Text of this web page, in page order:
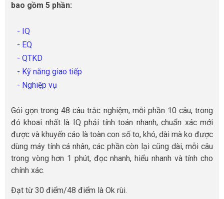
bao gồm 5 phần:
- IQ
- EQ
- QTKD
- Kỹ năng giao tiếp
- Nghiệp vụ
Gói gọn trong 48 câu trắc nghiệm, mỗi phần 10 câu, trong
đó khoai nhất là IQ phải tính toán nhanh, chuẩn xác mới
được và khuyến cáo là toàn con số to, khó, dài mà ko được
dùng máy tính cá nhân, các phần còn lại cũng dài, mỗi câu
trong vòng hơn 1 phút, đọc nhanh, hiểu nhanh và tính cho
chính xác.
Đạt từ 30 điểm/48 điểm là Ok rùi.